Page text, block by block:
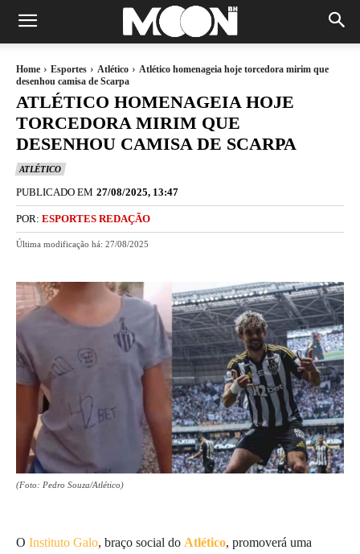
Home Esportes Atlético
Atlético homenageia hoje torcedora mirim que
desenhou camisa de Scarpa
ATLÉTICO HOMENAGEIA HOJE
TORCEDORA MIRIM QUE
DESENHOU CAMISA DE SCARPA
ATLÉTICO
PUBLICADO EM 27/08/2025, 13:47
POR: ESPORTES REDAÇÃO
Última modificação há: 27/08/2025
(Foto: Pedro Souza/Atlético)
O Instituto Galo, braço social do Atlético, promoverá uma